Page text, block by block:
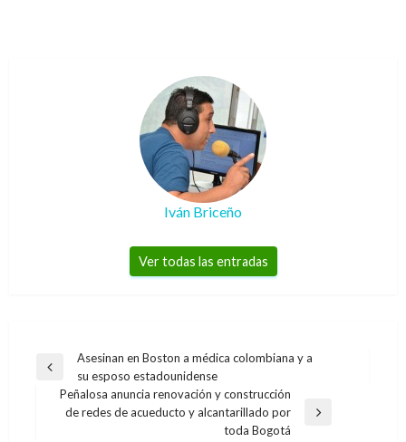
Iván Briceño
Ver todas las entradas
Navegación
entradas
Entrada
anterior
Asesinan en Boston a médica colombiana y a
su esposo estadounidense
Entrada
Peñalosa anuncia renovación y construcción
de redes de acueducto y alcantarillado por
toda Bogotá